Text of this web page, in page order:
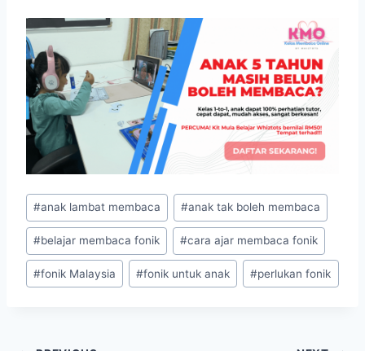
Post
Tags:
#anak lambat membaca #anak tak boleh membaca
#belajar membaca fonik #cara ajar membaca fonik
#fonik Malaysia #fonik untuk anak #perlukan fonik